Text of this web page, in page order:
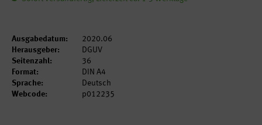
Ausgabedatum:
2020.06
Herausgeber:
DGUV
Seitenzahl:
36
Format:
DIN A4
Sprache:
Deutsch
Webcode:
p012235